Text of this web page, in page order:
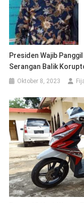
Presiden Wajib
Serangan Balik
Oktober 8, 2023